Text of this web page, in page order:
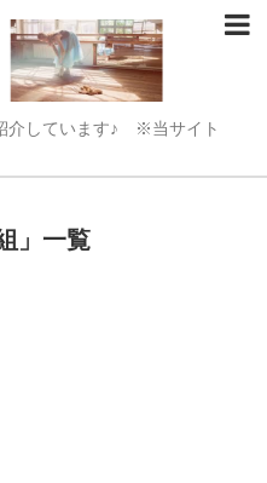
介しています♪ ※当サイト
」 一覧